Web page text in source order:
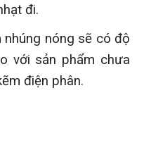
đi.
nóng sẽ có độ
với sản phẩm chưa
điện phân.